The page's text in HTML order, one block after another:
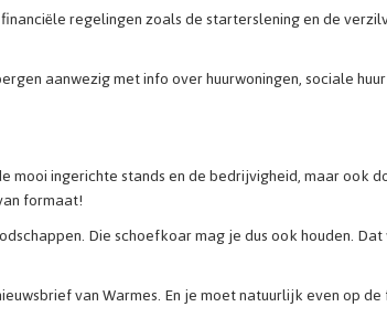
regelingen zoals de starterslening en de
aanwezig met info over huurwoningen, sociale
ingerichte stands en de bedrijvigheid, maar ook
formaat!
Die schoefkoar mag je dus ook houden.
van Warmes. En je moet natuurlijk even op